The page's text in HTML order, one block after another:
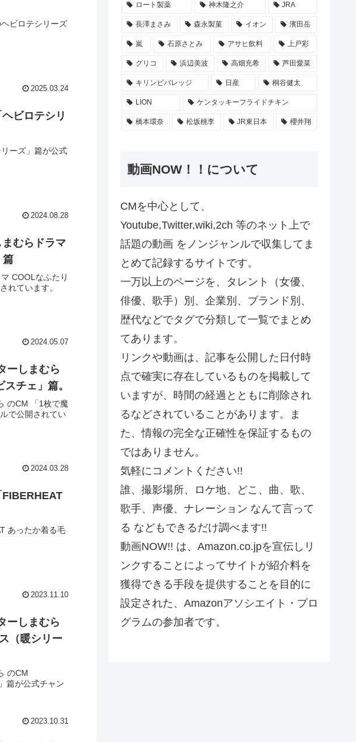
ビロテシリーズ
2025.03.24
ビロテシリ
ーズ」篇が公式
2024.08.28
むらドラマ
篇
COOLなふたり
れています。
2024.05.07
ーしまむら
チェ」篇。
のCM 「1枚で魔
で公開されてい
2024.03.28
あったか着る毛
2023.11.10
ーしまむら
（暖シリー
のCM
篇が公式チャン
2023.10.31
ロート製薬 神木隆之介 JRA
長澤まさみ 森永製菓 イオン 濱田岳
嵐 石原さとみ アサヒ飲料 上戸彩
グリコ 浜辺美波 高畑充希 芦田愛菜
キリンビバレッジ 日産 桐谷健太
LION ケンタッキーフライドチキン
橋本環奈 松坂桃李 JR東日本 櫻井翔
動画NOW！！について
CMを中心として、
Youtube,Twitter,wiki,2ch 等のネット上で
話題の動画 をノンジャンルで収集してま
とめて記録するサイトです。
一万以上のページを、タレント（女優、
俳優、歌手）別、企業別、ブランド別、
歴代などでタグで分類して一覧でまとめ
てあります。
リンクや動画は、記事を公開した日付時
点で確実に存在しているものを掲載して
いますが、時間の経過とともに削除され
るなどされていることがあります。ま
た、情報の完全な正確性を保証するもの
ではありません。
気軽にコメントください!!
誰、撮影場所、ロケ地、どこ、曲、歌、
歌手、声優、ナレーション なんて言って
る などもできるだけ調べます!!
動画NOW!! は、Amazon.co.jpを宣伝しリ
ンクすることによってサイトが紹介料を
獲得できる手段を提供することを目的に
設定された、Amazonアソシエイト・プロ
グラムの参加者です。